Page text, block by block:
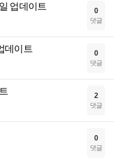
업데이트 0
댓글
데이트 0
댓글
2
댓글
0
댓글